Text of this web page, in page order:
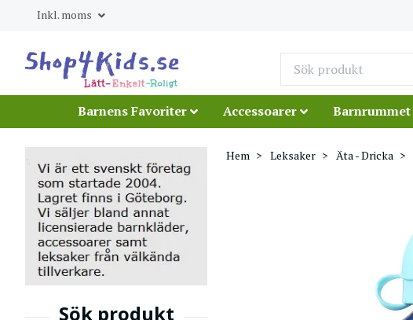
Inkl. moms
Barnens Favoriter Accessoarer Barnrummet
Hem Leksaker Äta - Dricka